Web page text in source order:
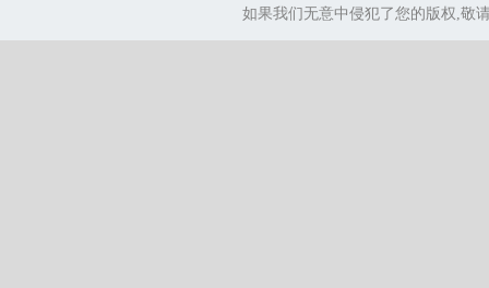
如果我们无意中侵犯了您的版权,敬